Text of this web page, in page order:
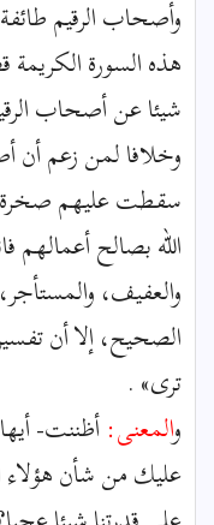
وأصحاب الرقيم
هذه السورة
شيئا عن أصحاب
وخلافا لمن زعم أن
سقطت عليهم
الله بصالح أعمالهم
والعفيف،
الصحيح، إلا أن
ترى» .
والمعنى:أظننت-
عليك من شأن هؤلاء